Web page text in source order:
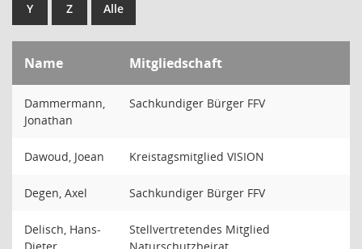
Y Z Alle
Name Mitgliedschaft
Dammermann,
Jonathan
Sachkundiger Bürger FFV
Dawoud, Joean Kreistagsmitglied VISION
Degen, Axel Sachkundiger Bürger FFV
Delisch, Hans-
Stellvertretendes Mitglied